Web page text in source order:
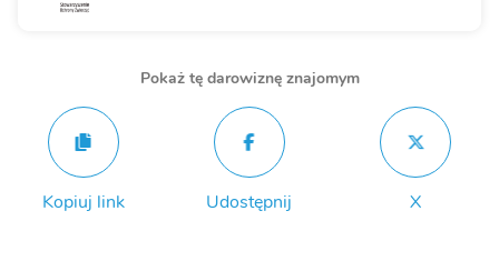
Pokaż tę darowiznę znajomym
Kopiuj link Udostępnij X